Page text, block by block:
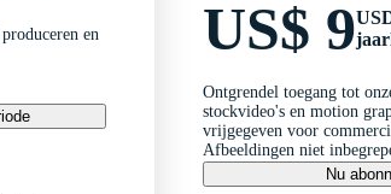
en
US$ 9
Ontgrendel toegang tot
stockvideo's en motion
vrijgegeven voor
Afbeeldingen niet
Nu